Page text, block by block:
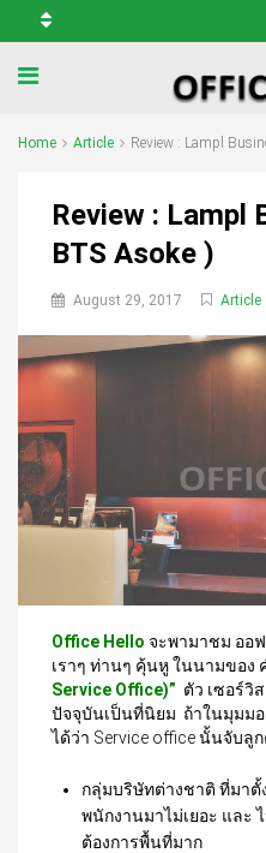
Home Article Review : Lampl
Review : Lampl
BTS Asoke )
August 29, 2017 Article
Office Hello จะพามาชม ออ
เราๆ ท่านๆ คุ้นหู ในนามของ
Service Office)” ตัว เซอร์วิ
ปัจจุบันเป็นที่นิยม ถ้าในมุมมอ
ได้ว่า Service office นั้นจับลู
กลุ่มบริษัทต่างชาติ ที่มาตั้
พนักงานมาไม่เยอะ และ
ต้องการพื้นที่มาก